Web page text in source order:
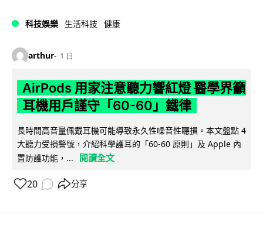
科技娛樂 生活科技 健康
arthur 1 日
AirPods 用家注意聽力響紅燈 醫學界籲
耳機用戶謹守「60-60」鐵律
長時間高音量佩戴耳機可能導致永久性噪音性聽損。本文盤點 4
大聽力受損警號，介紹科學護耳的「60-60 原則」及 Apple 內
置防護功能，...
閱讀全文
20 分享